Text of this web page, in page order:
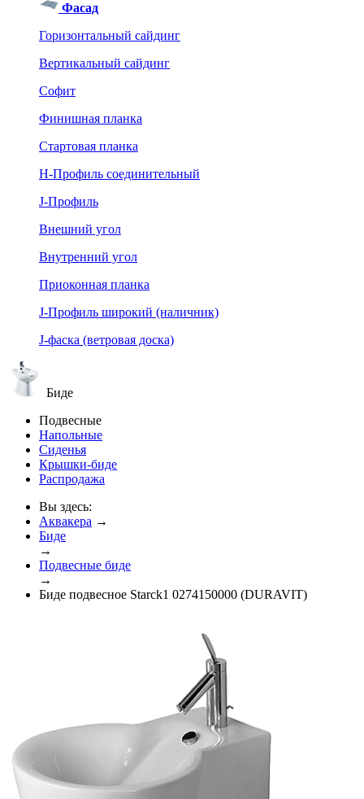
Фасад
Горизонтальный сайдинг
Вертикальный сайдинг
Софит
Финишная планка
Стартовая планка
Н-Профиль соединительный
J-Профиль
Внешний угол
Внутренний угол
Приоконная планка
J-Профиль широкий (наличник)
J-фаска (ветровая доска)
Биде
Подвесные
Напольные
Сиденья
Крышки-биде
Распродажа
Вы здесь:
Аквакера →
Биде
→
Подвесные биде
→
Биде подвесное Starck1 0274150000 (DURAVIT)